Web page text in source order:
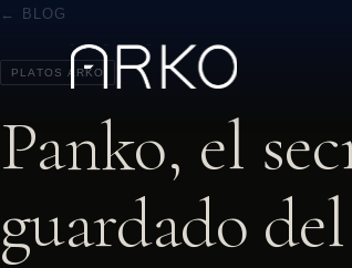
← BLOG
PLATOS ARKO
Panko, el
guardado